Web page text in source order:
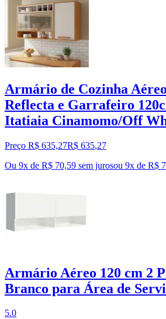
Armário de Cozinha
Reflecta e Garrafeiro
Itatiaia Cinamomo/Off
Preço R$ 635,27R$ 635,27
Ou 9x de R$ 70,59 sem jurosou 9x de R$
Armário Aéreo 120 cm 2
Branco para Área de
5.0